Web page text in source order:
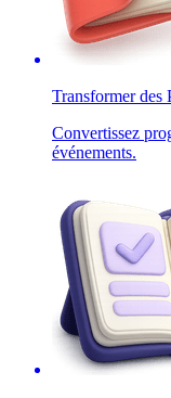
Transformer des
Convertissez
événements.